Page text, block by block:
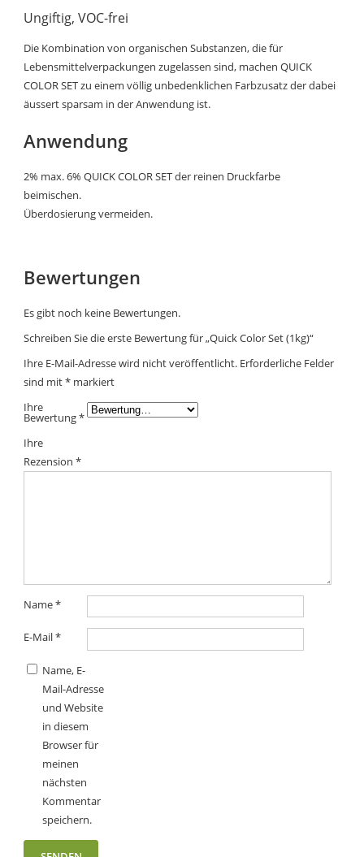
Ungiftig, VOC-frei
Die Kombination von organischen Substanzen, die für
Lebensmittelverpackungen zugelassen sind, machen QUICK
COLOR SET zu einem völlig unbedenklichen Farbzusatz der dabei
äussert sparsam in der Anwendung ist.
Anwendung
2% max. 6% QUICK COLOR SET der reinen Druckfarbe
beimischen.
Überdosierung vermeiden.
Bewertungen
Es gibt noch keine Bewertungen.
Schreiben Sie die erste Bewertung für „Quick Color Set (1kg)“
Ihre E-Mail-Adresse wird nicht veröffentlicht. Erforderliche Felder
sind mit* markiert
Ihre
Bewertung*
Ihre
Rezension*
Name*
E-Mail*
Name, E-
Mail-Adresse
und Website
in diesem
Browser für
meinen
nächsten
Kommentar
speichern.